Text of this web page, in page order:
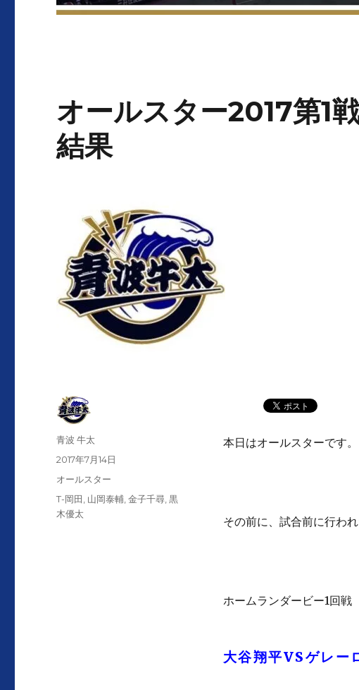
オールスター2017第1
結果
本日はオールスターです。
その前に、試合前に行わ
ホームランダービー1回戦
大谷翔平VSゲレー
投
青波 牛太
投
2017年7月14日
カ
ゴ
オールスター
タ
グ
T-岡田 山岡泰輔 ,金子千尋 ,黒
木優太